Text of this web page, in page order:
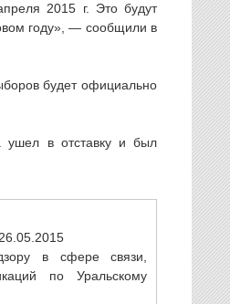
2015 г. Это будут
году», — сообщили в
будет официально
ушел в отставку и был
в сфере связи,
по Уральскому